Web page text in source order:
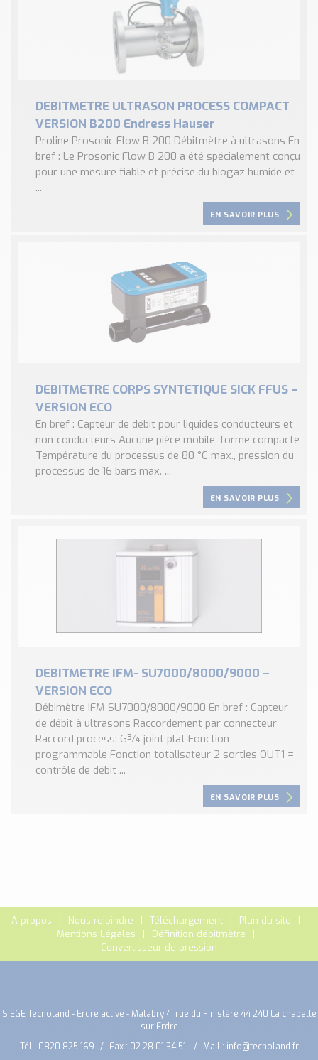
DEBITMETRE ULTRASON PROCESS COMPACT
VERSION B200 Endress Hauser
Proline Prosonic Flow B 200 Débitmètre à ultrasons En
bref : Le Prosonic Flow B 200 a été spécialement conçu
pour une mesure fiable et précise du biogaz humide et
...
EN SAVOIR PLUS
DEBITMETRE CORPS SYNTETIQUE SICK FFUS –
VERSION ECO
En bref : Capteur de débit pour liquides conducteurs et
non-conducteurs Aucune pièce mobile, forme compacte
Température du processus de 80 °C max., pression du
processus de 16 bars max. ...
EN SAVOIR PLUS
DEBITMETRE IFM- SU7000/8000/9000 –
VERSION ECO
Débimètre IFM SU7000/8000/9000 En bref : Capteur
de débit à ultrasons Raccordement par connecteur
Raccord process: G¾ joint plat Fonction
programmable Fonction totalisateur 2 sorties OUT1 =
contrôle de débit ...
EN SAVOIR PLUS
A propos Nous rejoindre Téléchargement
Plan du site
Mentions Légales
Définition débitmètre
Convertisseur de pression
SIEGE Tecnoland - Erdre active - Malabry 4, rue du Finistère 44 240 La chapelle
sur Erdre
Tél : 0820 825 169 Fax : 02 28 01 34 51 Mail : info@tecnoland.fr